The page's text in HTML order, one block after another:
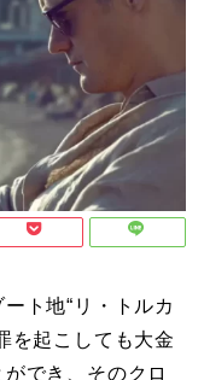
ト地“リ・トルカ
を起こしても大金
でき、そのクロ